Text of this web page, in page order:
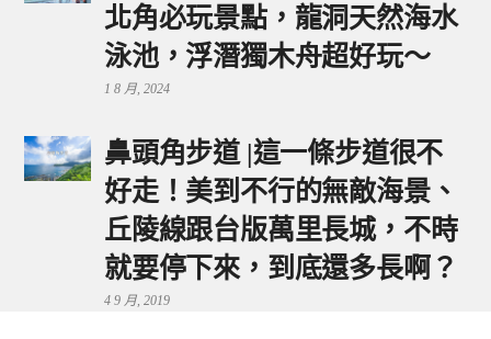
北角必玩景點，龍洞天然海水
泳池，浮潛獨木舟超好玩～
1 8 月, 2024
鼻頭角步道 |這一條步道很不
好走！美到不行的無敵海景、
丘陵線跟台版萬里長城，不時
就要停下來，到底還多長啊？
4 9 月, 2019